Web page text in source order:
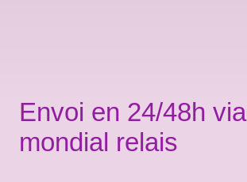
Envoi en 24/48h via
mondial relais